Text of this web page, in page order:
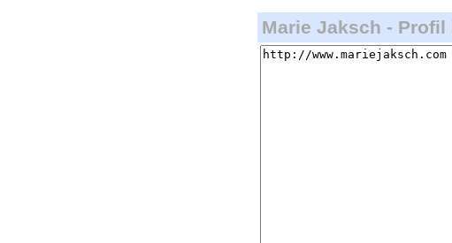
Marie Jaksch - Profil